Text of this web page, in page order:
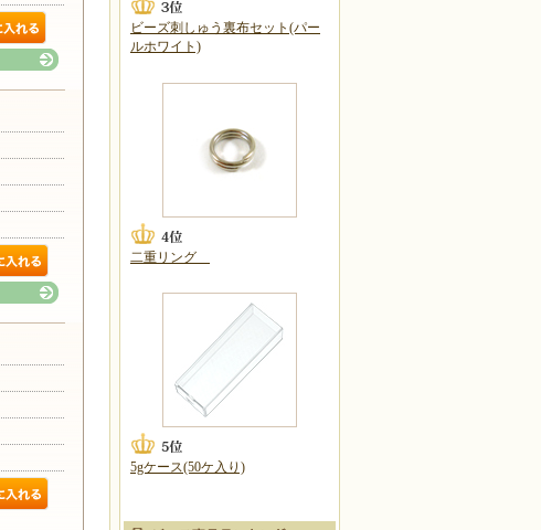
ビーズ刺しゅう裏布セット(パー
ルホワイト)
二重リング
5gケース(50ケ入り)